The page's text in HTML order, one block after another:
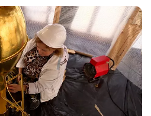
на стадии демонтажа и
цикла.